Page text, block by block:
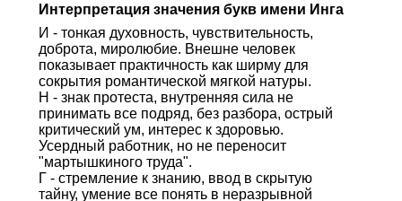
Интерпретация значения букв имени Инга
И - тонкая духовность, чувствительность,
доброта, миролюбие. Внешне человек
показывает практичность как ширму для
сокрытия романтической мягкой натуры.
Н - знак протеста, внутренняя сила не
принимать все подряд, без разбора, острый
критический ум, интерес к здоровью.
Усердный работник, но не переносит
"мартышкиного труда".
Г - стремление к знанию, ввод в скрытую
тайну, умение все понять в неразрывной